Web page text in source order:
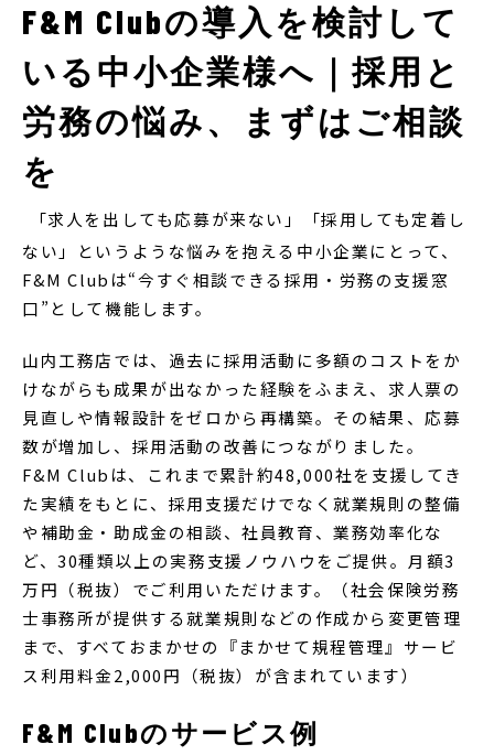
F&M Clubの導入を検討して
いる中小企業様へ｜採用と
労務の悩み、まずはご相談
を
「求人を出しても応募が来ない」「採用しても定着し
ない」というような悩みを抱える中小企業にとって、
F&M Clubは“今すぐ相談できる採用・労務の支援窓
口”として機能します。
山内工務店では、過去に採用活動に多額のコストをか
けながらも成果が出なかった経験をふまえ、求人票の
見直しや情報設計をゼロから再構築。その結果、応募
数が増加し、採用活動の改善につながりました。
F&M Clubは、これまで累計約48,000社を支援してき
た実績をもとに、採用支援だけでなく就業規則の整備
や補助金・助成金の相談、社員教育、業務効率化な
ど、30種類以上の実務支援ノウハウをご提供。月額3
万円（税抜）でご利用いただけます。（社会保険労務
士事務所が提供する就業規則などの作成から変更管理
まで、すべておまかせの『まかせて規程管理』サービ
ス利用料金2,000円（税抜）が含まれています）
F&M Clubのサービス例